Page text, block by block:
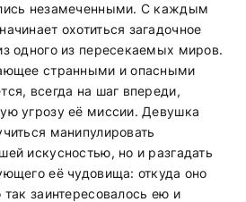
незамеченными. С каждым
охотиться загадочное
одного из пересекаемых миров.
странными и опасными
всегда на шаг впереди,
угрозу её миссии. Девушка
манипулировать
искусностью, но и разгадать
её чудовища: откуда оно
заинтересовалось ею и